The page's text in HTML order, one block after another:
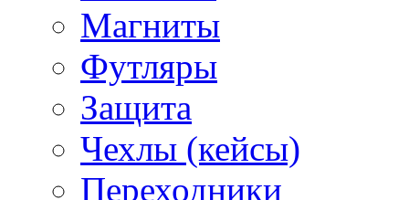
Магниты
Футляры
Защита
Чехлы (кейсы)
Переходники